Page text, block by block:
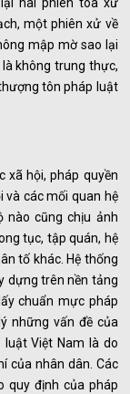
một phiên xử về
mập mờ sao lại
không trung thực,
tôn pháp luật
xã hội, pháp quyền
và các mối quan hệ
nào cũng chịu ảnh
tục, tập quán, hệ
tố khác. Hệ thống
dựng trên nền tảng
chuẩn mực pháp
những vấn đề của
luật Việt Nam là do
của nhân dân. Các
quy định của pháp